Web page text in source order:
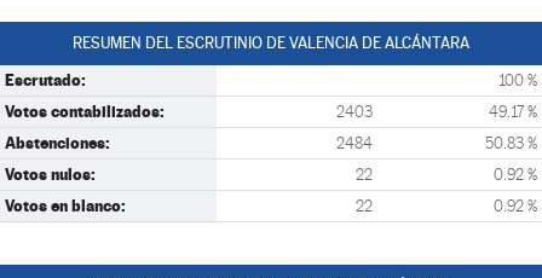
RESUMEN DEL ESCRUTINIO DE VALENCIA DE ALCÁNTARA
Escrutado: 100 %
Votos contabilizados: 2403 49.17 %
Abstenciones: 2484 50.83 %
Votos nulos: 22 0.92 %
Votos en blanco: 22 0.92 %